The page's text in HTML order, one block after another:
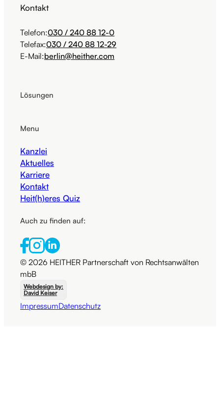
Kontakt
Telefon:030 / 240 88 12-0
Telefax:030 / 240 88 12-29
E-Mail:berlin@heither.com
Lösungen
Menu
Kanzlei
Aktuelles
Karriere
Kontakt
Heit(h)eres Quiz
Auch zu finden auf:
© 2026 HEITHER Partnerschaft von Rechtsanwälten
mbB
ImpressumDatenschutz
Webdesign by:
David Keiser